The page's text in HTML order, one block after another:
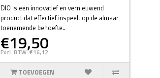
DIO is een innovatief en vernieuwend
product dat effectief inspeelt op de almaar
toenemende behoefte..
€19,50
Excl. BTW: €16,12
TOEVOEGEN